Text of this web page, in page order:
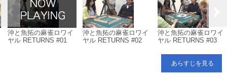
沖と魚拓の麻雀ロワイ
ヤル RETURNS #01
沖と魚拓の麻雀ロワイ
ヤル RETURNS #02
沖と魚拓の麻雀ロワイ
ヤル RETURNS #03
あらすじを見る